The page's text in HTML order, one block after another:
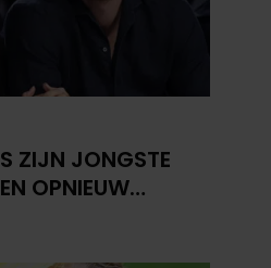
ZIJN JONGSTE
OPNIEUW